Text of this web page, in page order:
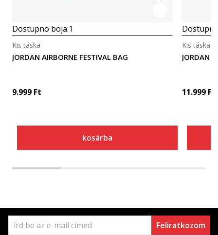
Dostupno boja:1
JORDAN AIRBORNE FESTIVAL BAG
Kis táska
9.999 Ft
kosárba
JORDAN
Kis táska
11.999 Ft
Feliratkozom